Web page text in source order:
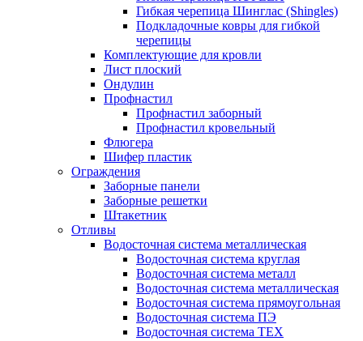
Гибкая черепица Шинглас (Shingles)
Подкладочные ковры для гибкой
черепицы
Комплектующие для кровли
Лист плоский
Ондулин
Профнастил
Профнастил заборный
Профнастил кровельный
Флюгера
Шифер пластик
Ограждения
Заборные панели
Заборные решетки
Штакетник
Отливы
Водосточная система металлическая
Водосточная система круглая
Водосточная система металл
Водосточная система металлическая
Водосточная система прямоугольная
Водосточная система ПЭ
Водосточная система ТЕХ